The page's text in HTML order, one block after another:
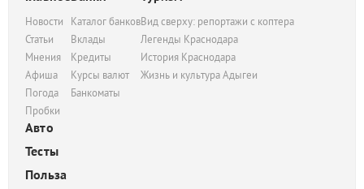
Новости
Статьи
Мнения
Афиша
Погода
Пробки
Каталог банков
Вклады
Кредиты
Курсы валют
Банкоматы
Вид сверху: репортажи с коптера
Легенды Краснодара
История Краснодара
Жизнь и культура Адыгеи
Авто
Тесты
Польза